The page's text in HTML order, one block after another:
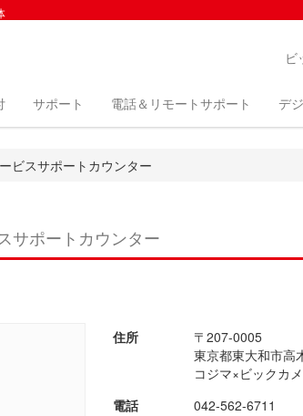
ビ
サポート 電話＆リモートサポート デ
ビスサポートカウンター
サポートカウンター
住所
〒207-0005
東京都東大和市高
コジマ×ビックカ
電話
042-562-6711